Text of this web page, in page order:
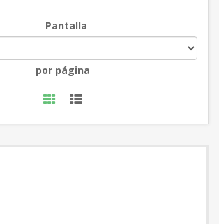
Pantalla
por página